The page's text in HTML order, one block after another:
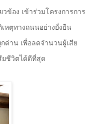
ข้อง เข้าร่วมโครงการการ
หตุทางถนนอย่างยั่งยืน
ด่าน เพื่อลดจำนวนผู้เสีย
ยชีวิตได้ดีที่สุด